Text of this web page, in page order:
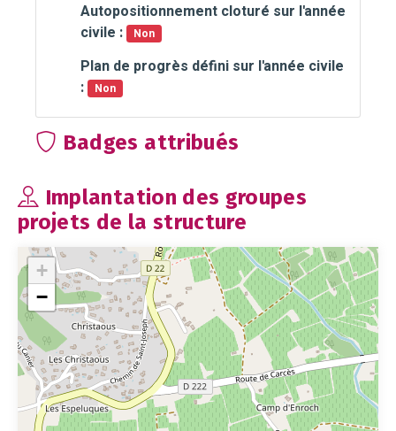
Autopositionnement cloturé sur l'année
civile :
Non
Plan de progrès défini sur l'année civile
:
Non
Badges attribués
Implantation des groupes
projets de la structure
+
−